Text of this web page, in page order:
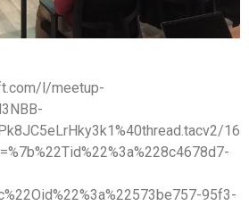
l/meetup-
16
95f3-